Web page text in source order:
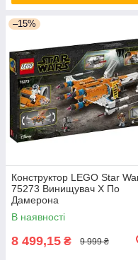
Придбаючи у нас,
вигідну вартість, а
–15%
Конструктор LEGO Star
75273 Винищувач Х По
Дамерона
В наявності
8 499,15 ₴ 9 999 ₴